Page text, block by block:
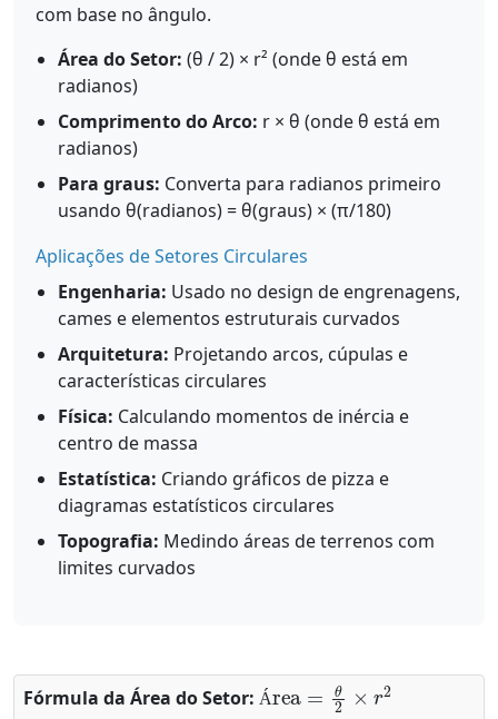
com base no ângulo.
Área do Setor: (θ / 2) × r² (onde θ está em
radianos)
Comprimento do Arco: r × θ (onde θ está em
radianos)
Para graus: Converta para radianos primeiro
usando θ(radianos) = θ(graus) × (π/180)
Aplicações de Setores Circulares
Engenharia: Usado no design de engrenagens,
cames e elementos estruturais curvados
Arquitetura: Projetando arcos, cúpulas e
características circulares
Física: Calculando momentos de inércia e
centro de massa
Estatística: Criando gráficos de pizza e
diagramas estatísticos circulares
Topografia: Medindo áreas de terrenos com
limites curvados
Fórmula da Área do Setor: Á
Área=θ2×r2